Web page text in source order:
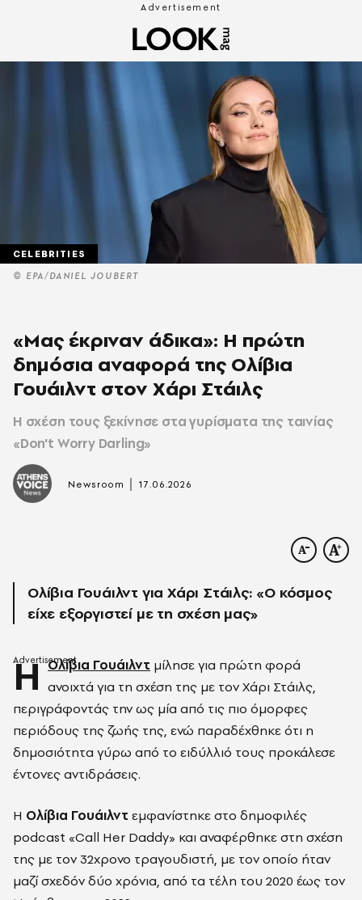
© EPA/DANIEL JOUBERT
CELEBRITIES
«Μας έκριναν άδικα»: Η πρώτη
δημόσια αναφορά της Ολίβια
Γουάιλντ στον Χάρι Στάιλς
Η σχέση τους ξεκίνησε στα γυρίσματα της ταινίας
«Don't Worry Darling»
Newsroom 17.06.2026
Ολίβια Γουάιλντ για Χάρι Στάιλς: «Ο κόσμος
είχε εξοργιστεί με τη σχέση μας»
Η Ολίβια Γουάιλντ μίλησε για πρώτη φορά
ανοιχτά για τη σχέση της με τον Χάρι Στάιλς,
περιγράφοντάς την ως μία από τις πιο όμορφες
περιόδους της ζωής της, ενώ παραδέχθηκε ότι η
δημοσιότητα γύρω από το ειδύλλιό τους προκάλεσε
έντονες αντιδράσεις.
Η Ολίβια Γουάιλντ εμφανίστηκε στο δημοφιλές
podcast «Call Her Daddy» και αναφέρθηκε στη σχέση
της με τον 32χρονο τραγουδιστή, με τον οποίο ήταν
μαζί σχεδόν δύο χρόνια, από τα τέλη του 2020 έως τον